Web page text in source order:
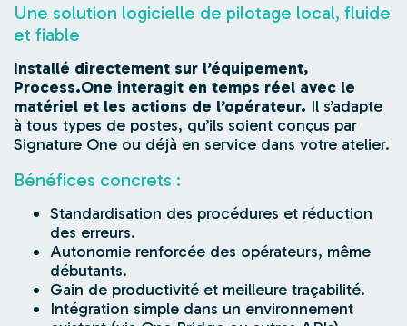
Une solution logicielle de pilotage local, fluide
et fiable
Installé directement sur l’équipement,
Process.One interagit en temps réel avec le
matériel et les actions de l’opérateur. Il s’adapte
à tous types de postes, qu’ils soient conçus par
Signature One ou déjà en service dans votre atelier.
Bénéfices concrets :
Standardisation des procédures et réduction
des erreurs.
Autonomie renforcée des opérateurs, même
débutants.
Gain de productivité et meilleure traçabilité.
Intégration simple dans un environnement